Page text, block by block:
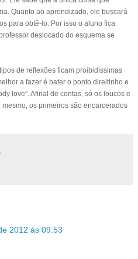
Quanto ao aprendizado, ele buscará
para obtê-lo. Por isso o aluno fica
deslocado do esquema se
de reflexões ficam proibidíssimas
a fazer é bater o ponto direitinho e
love”. Afinal de contas, só os loucos e
os primeiros são encarcerados
2012 às 09:53